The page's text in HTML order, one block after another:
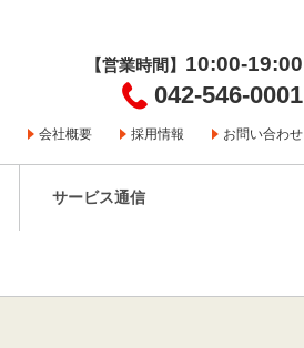
【営業時間】 10:00-19:00
042-546-0001
会社概要 採用情報 お問い合わせ
サービス通信